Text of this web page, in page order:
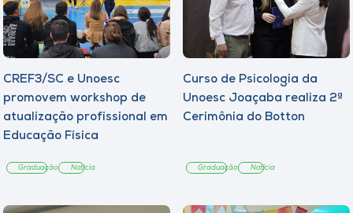
CREF3/SC e Unoesc
promovem workshop de
atualização profissional em
Educação Física
Graduação Notícia
Curso de Psicologia da
Unoesc Joaçaba realiza 2ª
Cerimônia do Botton
Graduação Notícia